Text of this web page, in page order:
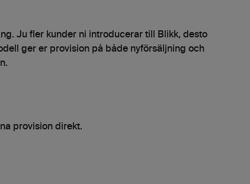
Ju fler kunder ni introducerar till Blikk, desto
ger er provision på både nyförsäljning och
provision direkt.